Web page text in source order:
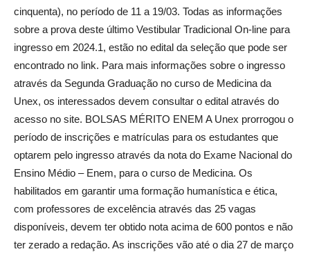
cinquenta), no período de 11 a 19/03. Todas as informações
sobre a prova deste último Vestibular Tradicional On-line para
ingresso em 2024.1, estão no edital da seleção que pode ser
encontrado no link. Para mais informações sobre o ingresso
através da Segunda Graduação no curso de Medicina da
Unex, os interessados devem consultar o edital através do
acesso no site. BOLSAS MÉRITO ENEM A Unex prorrogou o
período de inscrições e matrículas para os estudantes que
optarem pelo ingresso através da nota do Exame Nacional do
Ensino Médio – Enem, para o curso de Medicina. Os
habilitados em garantir uma formação humanística e ética,
com professores de excelência através das 25 vagas
disponíveis, devem ter obtido nota acima de 600 pontos e não
ter zerado a redação. As inscrições vão até o dia 27 de março